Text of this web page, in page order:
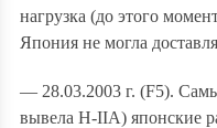
нагрузка (до этого
Япония не могла
— 28.03.2003 г. (F5).
вывела H-IIА) японские